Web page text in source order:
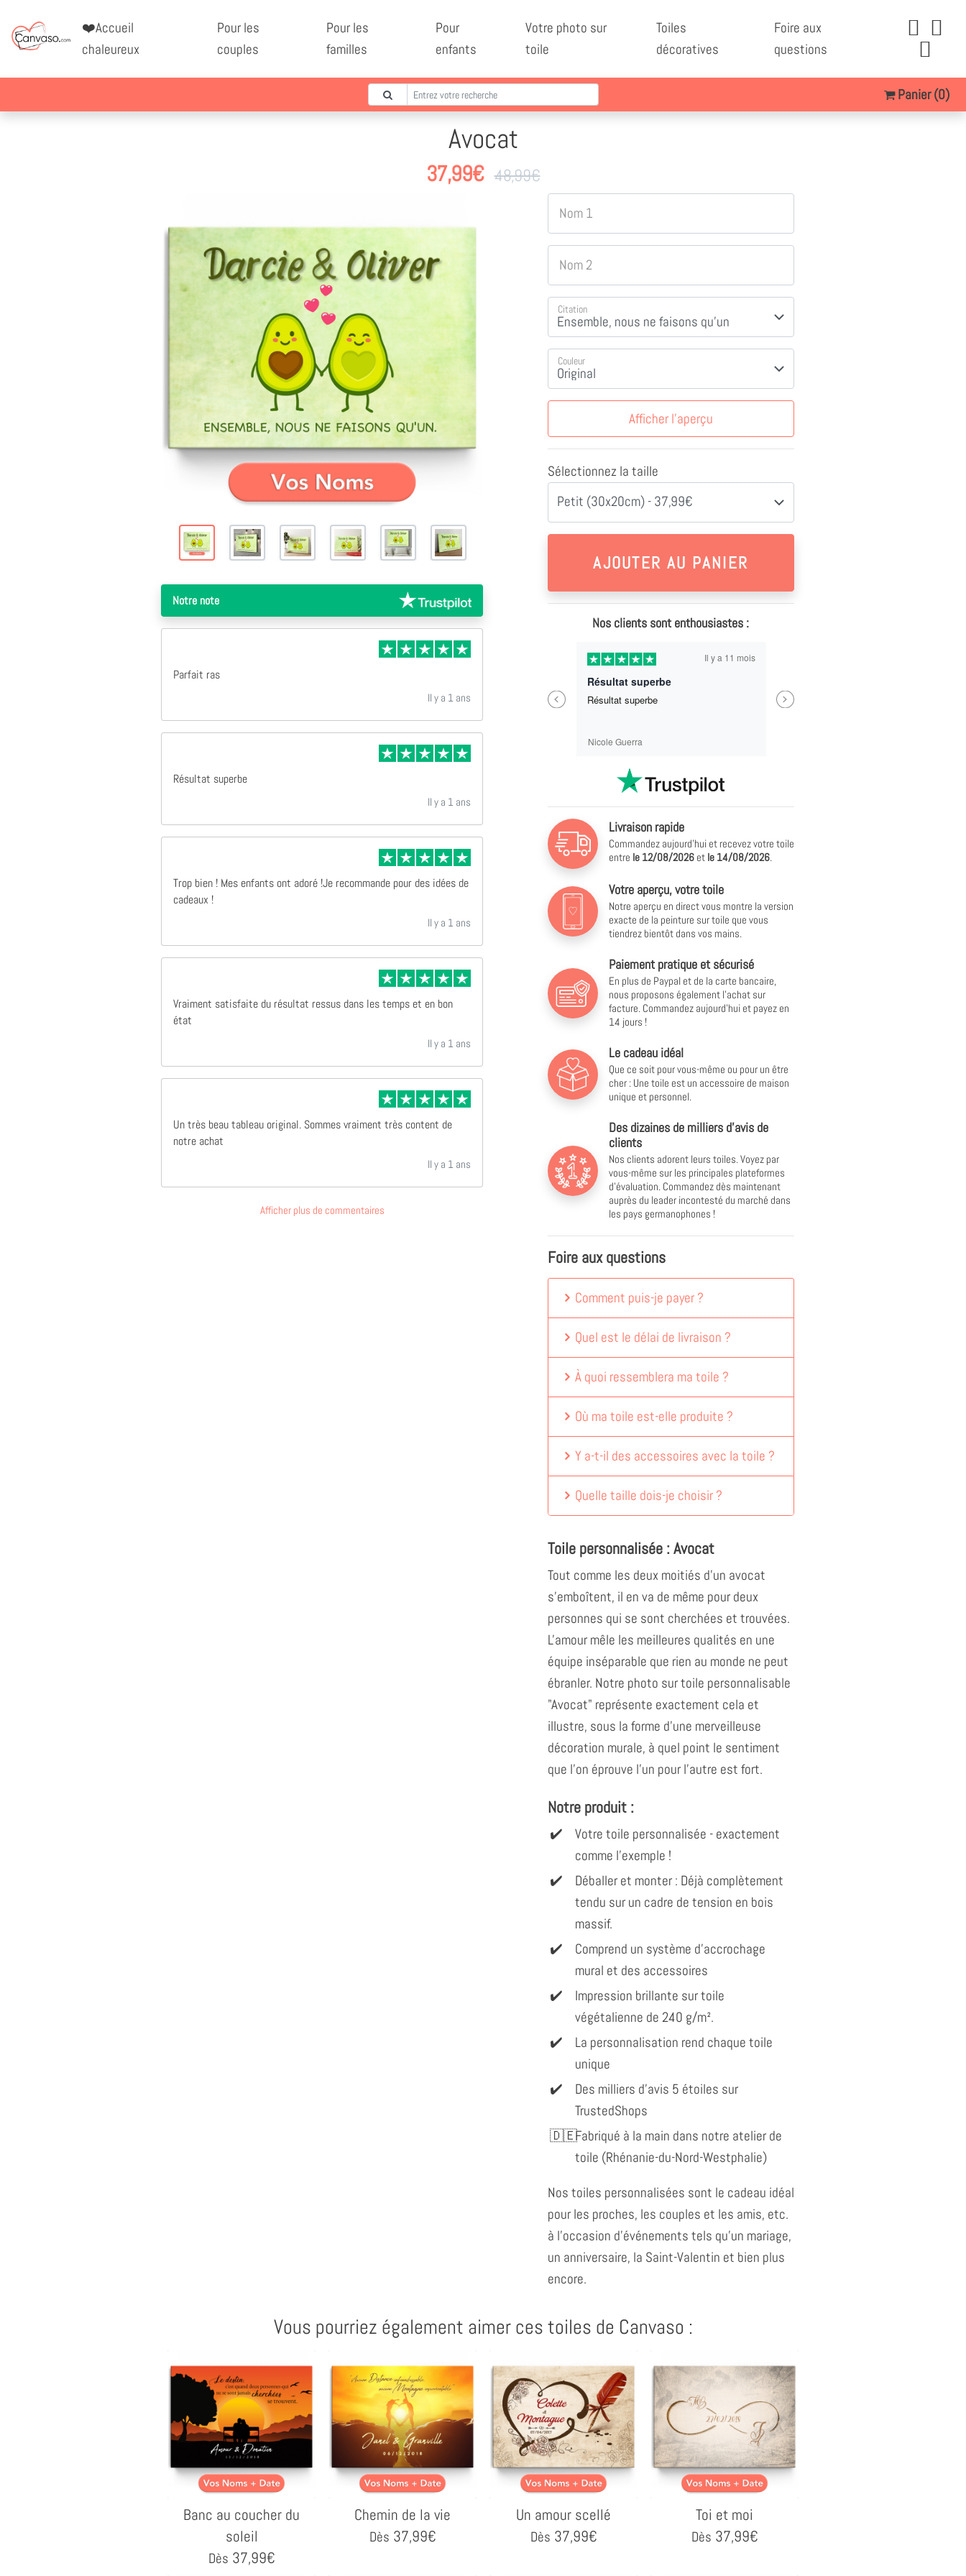
❤️Accueil
chaleureux
Pour les
couples
Pour les
familles
Pour
enfants
Votre photo sur
toile
Toiles
décoratives
Foire aux
questions
Panier(0)
Avocat
37,99€ 48,99€
Notre note
Parfait ras
Il y a 1 ans
Résultat superbe
Il y a 1 ans
Trop bien ! Mes enfants ont adoré !Je recommande pour des idées de
cadeaux !
Il y a 1 ans
Vraiment satisfaite du résultat ressus dans les temps et en bon
état
Il y a 1 ans
Un très beau tableau original. Sommes vraiment très content de
notre achat
Il y a 1 ans
Afficher plus de commentaires
Nom 1
Nom 2
Citation
Couleur
Afficher l'aperçu
Sélectionnez la taille
Petit (30x20cm) - 37,99€
Nos clients sont enthousiastes :
Previous
Il y a 11 mois Il y a 11 mois
Trop bien ! Mes enfants ont adoré !Je
Véronique Motillon
Next
Livraison rapide
Commandez aujourd'hui et recevez votre toile
entre le 12/08/2026et le 14/08/2026.
Votre aperçu, votre toile
Notre aperçu en direct vous montre la version
exacte de la peinture sur toile que vous
tiendrez bientôt dans vos mains.
Paiement pratique et sécurisé
En plus de Paypal et de la carte bancaire,
nous proposons également l'achat sur
facture. Commandez aujourd'hui et payez en
14 jours !
Le cadeau idéal
Que ce soit pour vous-même ou pour un être
cher : Une toile est un accessoire de maison
unique et personnel.
Des dizaines de milliers d'avis de
clients
Nos clients adorent leurs toiles. Voyez par
vous-même sur les principales plateformes
d'évaluation. Commandez dès maintenant
auprès du leader incontesté du marché dans
les pays germanophones !
Foire aux questions
Comment puis-je payer ?
Quel est le délai de livraison ?
À quoi ressemblera ma toile ?
Où ma toile est-elle produite ?
Y a-t-il des accessoires avec la toile ?
Quelle taille dois-je choisir ?
Toile personnalisée : Avocat
Tout comme les deux moitiés d'un avocat
s'emboîtent, il en va de même pour deux
personnes qui se sont cherchées et trouvées.
L'amour mêle les meilleures qualités en une
équipe inséparable que rien au monde ne peut
ébranler. Notre photo sur toile personnalisable
"Avocat" représente exactement cela et
illustre, sous la forme d'une merveilleuse
décoration murale, à quel point le sentiment
que l'on éprouve l'un pour l'autre est fort.
Notre produit :
Votre toile personnalisée - exactement
comme l'exemple !
Déballer et monter : Déjà complètement
tendu sur un cadre de tension en bois
massif.
Comprend un système d'accrochage
mural et des accessoires
Impression brillante sur toile
végétalienne de 240 g/m².
La personnalisation rend chaque toile
unique
Des milliers d'avis 5 étoiles sur
TrustedShops
Fabriqué à la main dans notre atelier de
toile (Rhénanie-du-Nord-Westphalie)
Nos toiles personnalisées sont le cadeau idéal
pour les proches, les couples et les amis, etc.
à l'occasion d'événements tels qu'un mariage,
un anniversaire, la Saint-Valentin et bien plus
encore.
Vous pourriez également aimer ces toiles de Canvaso :
Banc au coucher du
soleil
Dès 37,99€
Chemin de la vie
Dès 37,99€
Un amour scellé
Dès 37,99€
Toi et moi
Dès 37,99€